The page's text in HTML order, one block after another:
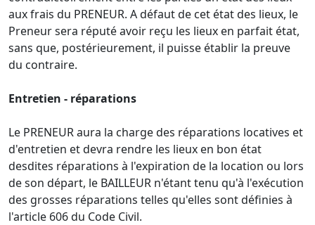
aux frais du PRENEUR. A défaut de cet état des lieux, le
Preneur sera réputé avoir reçu les lieux en parfait état,
sans que, postérieurement, il puisse établir la preuve
du contraire.
Entretien - réparations
Le PRENEUR aura la charge des réparations locatives et
d'entretien et devra rendre les lieux en bon état
desdites réparations à l'expiration de la location ou lors
de son départ, le BAILLEUR n'étant tenu qu'à l'exécution
des grosses réparations telles qu'elles sont définies à
l'article 606 du Code Civil.